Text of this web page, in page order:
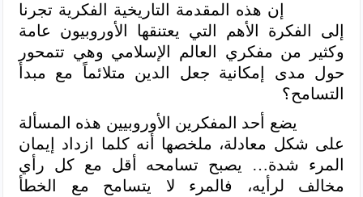
إن هذه المقدمة التاريخية الفكرية تجرنا
إلى الفكرة الأهم التي يعتنقها الأوروبيون عامة
وكثير من مفكري العالم الإسلامي وهي تتمحور
حول مدى إمكانية جعل الدين متلائماً مع مبدأ
التسامح؟
يضع أحد المفكرين الأوروبيين هذه المسألة
على شكل معادلة، ملخصها أنه كلما ازداد إيمان
المرء شدة… يصبح تسامحه أقل مع كل رأي
مخالف لرأيه، فالمرء لا يتسامح مع الخطأ